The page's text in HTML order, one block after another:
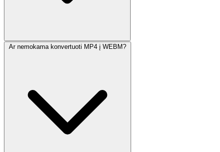
Ar nemokama konvertuoti MP4 į WEBM?